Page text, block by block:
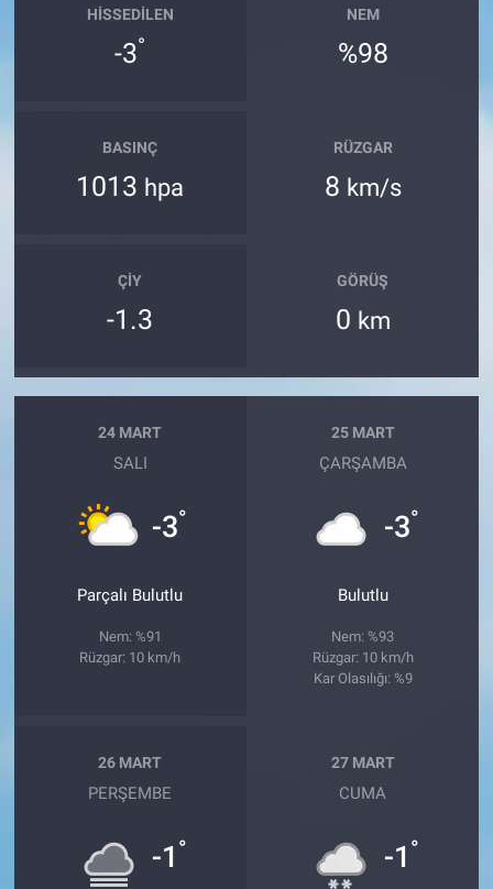
HISSEDILEN
-3°
NEM
%98
BASINÇ
1013 hpa
RÜZGAR
8 km/s
ÇIY
-1.3
GÖRÜŞ
0 km
24 MART
SALI
-3°
Parçalı Bulutlu
Nem: %91
Rüzgar: 10 km/h
25 MART
ÇARŞAMBA
-3°
Bulutlu
Nem: %93
Rüzgar: 10 km/h
Kar Olasılığı: %9
26 MART
PERŞEMBE
-1 °
27 MART
CUMA
-1 °